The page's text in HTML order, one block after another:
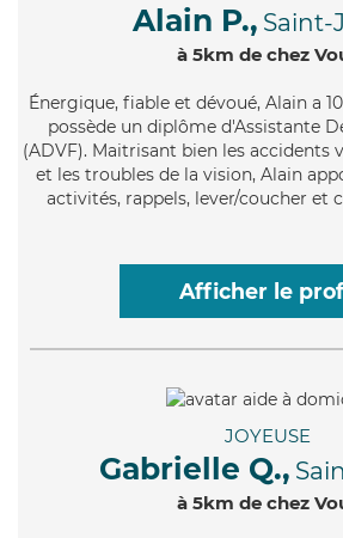
Alain P., Saint-
à 5km de chez
Énergique, fiable et dévoué, Alain a
possède un diplôme d'Assistante
(ADVF). Maitrisant bien les accidents
et les troubles de la vision, Alain
activités, rappels, lever/coucher et
Afficher le
JOYEUSE
Gabrielle Q.,
à 5km de chez